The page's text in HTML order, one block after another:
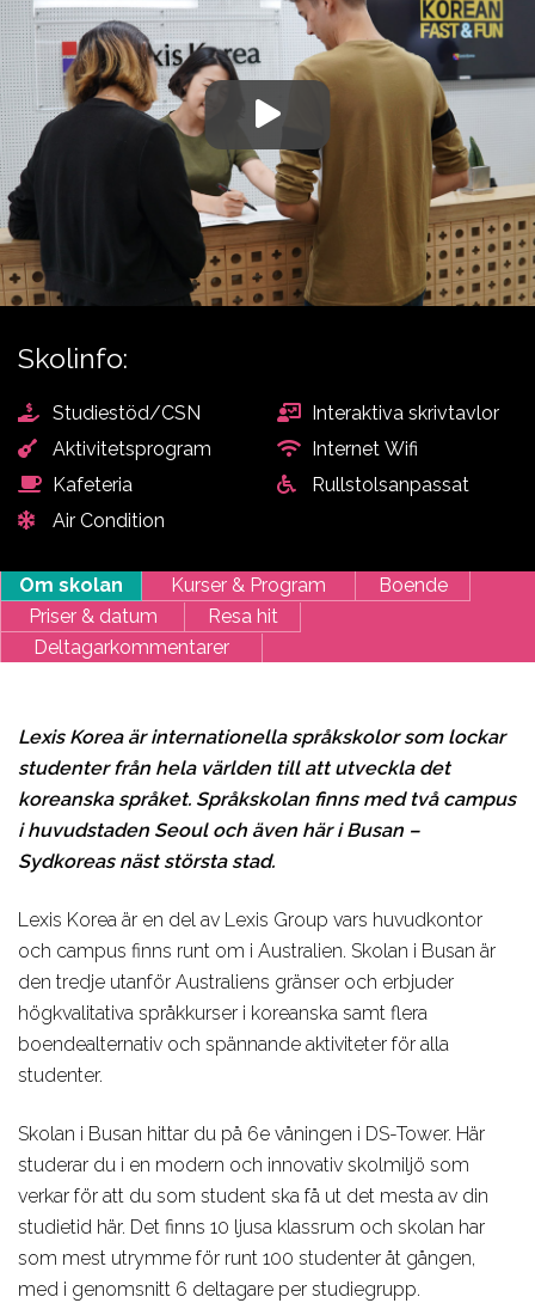
Aviation
studievägledare om du
behöver hjälp att välja
Skolinfo:
Studiestöd/CSN
Aktivitetsprogram
Kafeteria
Air Condition
Interaktiva skrivtavlor
Internet Wifi
Rullstolsanpassat
Om skolan Kurser & Program
Boende
Priser & datum
Resa hit
Deltagarkommentarer
Lexis Korea är internationella språkskolor som lockar
studenter från hela världen till att utveckla det
koreanska språket. Språkskolan finns med två campus
i huvudstaden Seoul och även här i Busan –
Sydkoreas näst största stad.
Lexis Korea är en del av Lexis Group vars huvudkontor
och campus finns runt om i Australien. Skolan i Busan är
den tredje utanför Australiens gränser och erbjuder
högkvalitativa språkkurser i koreanska samt flera
boendealternativ och spännande aktiviteter för alla
studenter.
Skolan i Busan hittar du på 6e våningen i DS-Tower. Här
studerar du i en modern och innovativ skolmiljö som
verkar för att du som student ska få ut det mesta av din
studietid här. Det finns 10 ljusa klassrum och skolan har
som mest utrymme för runt 100 studenter åt gången,
med i genomsnitt 6 deltagare per studiegrupp.